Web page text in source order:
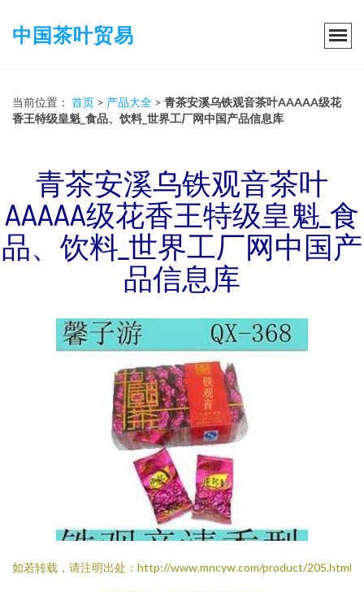
中国茶叶贸易
当前位置： 首页 > 产品大全 > 青茶安溪乌铁观音茶叶AAAAA级花
香王特级皇魁_食品、饮料_世界工厂网中国产品信息库
青茶安溪乌铁观音茶叶
AAAAA级花香王特级皇魁_食
品、饮料_世界工厂网中国产
品信息库
如若转载，请注明出处：http://www.mncyw.com/product/205.html